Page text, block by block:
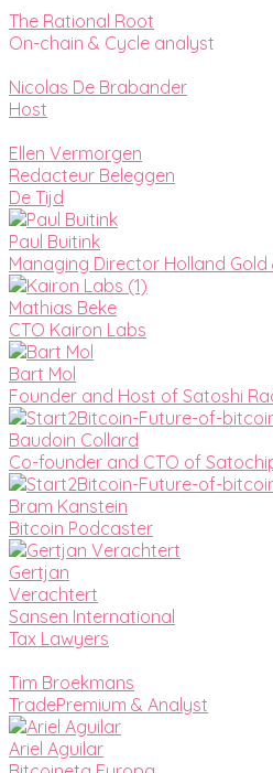
The Rational Root
On-chain & Cycle analyst
Nicolas De Brabander
Host
Ellen Vermorgen
Redacteur Beleggen
De Tijd
Paul Buitink
Managing Director Holland
Mathias Beke
CTO Kairon Labs
Bart Mol
Founder and Host of Satoshi
Baudoin Collard
Co-founder and CTO of
Bram Kanstein
Bitcoin Podcaster
Gertjan
Verachtert
Sansen International
Tax Lawyers
Tim Broekmans
TradePremium & Analyst
Ariel Aguilar